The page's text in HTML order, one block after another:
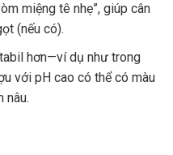
miệng tê nhẹ”, giúp cân
(nếu có).
hơn—ví dụ như trong
với pH cao có thể có màu
nâu.